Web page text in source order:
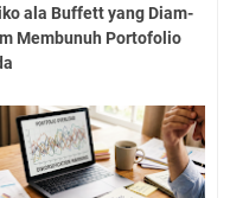
ala Buffett yang Diam-
Membunuh Portofolio